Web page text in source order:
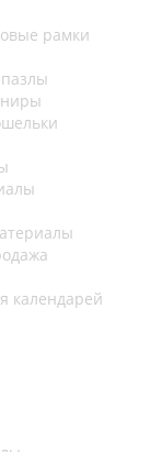
рамки
календарей